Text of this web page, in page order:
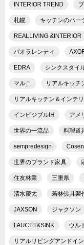
INTERIOR TREND
札幌 キッチンのパー
REALLIVING &INTERIOR
パオラレンティ
EDRA シンクスタイ
マルニ リアルキッチ
リアルキッチン＆インテ
インビジブルIH アメ
世界の一流品 料理道
sempredesign
世界のブランド家具
住友林業 三重県
清水慶太 若林佛具製
JAXSON ジャクソン
FAUCET&SINK ウル
リアルリビングアンドイ